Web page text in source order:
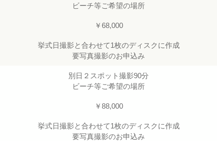
ビーチ等ご希望の場所
￥68,000
挙式日撮影と合わせて1枚のディスクに作成
要写真撮影のお申込み
別日２スポット撮影90分
ビーチ等ご希望の場所
￥88,000
挙式日撮影と合わせて1枚のディスクに作成
要写真撮影のお申込み